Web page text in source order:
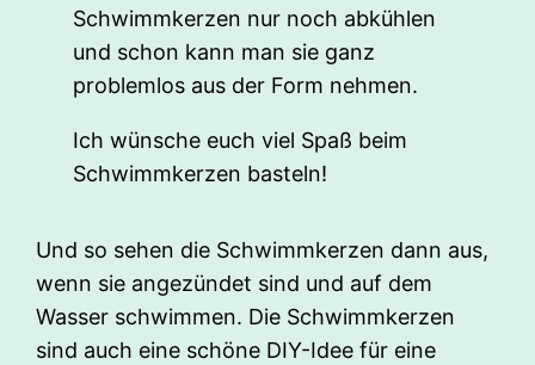
Schwimmkerzen nur noch abkühlen
und schon kann man sie ganz
problemlos aus der Form nehmen.
Ich wünsche euch viel Spaß beim
Schwimmkerzen basteln!
Und so sehen die Schwimmkerzen dann aus,
wenn sie angezündet sind und auf dem
Wasser schwimmen. Die Schwimmkerzen
sind auch eine schöne DIY-Idee für eine